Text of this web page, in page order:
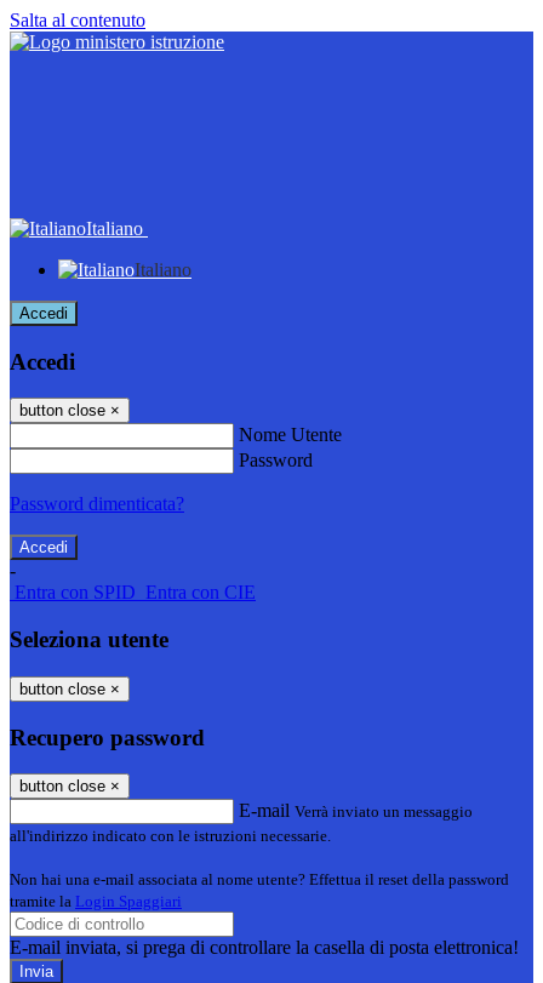
Salta al contenuto
Italiano
Italiano
Accedi
Accedi
button close ×
Nome Utente
Password
Password dimenticata?
-
Entra con SPID Entra con CIE
Seleziona utente
button close ×
Recupero password
button close ×
E-mail Verrà inviato un messaggio
all'indirizzo indicato con le istruzioni necessarie.
Non hai una e-mail associata al nome utente? Effettua il reset della password
tramite la Login Spaggiari
E-mail inviata, si prega di controllare la casella di posta elettronica!